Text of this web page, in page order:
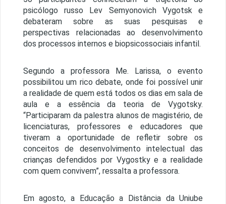
psicólogo russo Lev Semyonovich Vygotsk e
debateram sobre as suas pesquisas e
perspectivas relacionadas ao desenvolvimento
dos processos internos e biopsicossociais infantil.
Segundo a professora Me. Larissa, o evento
possibilitou um rico debate, onde foi possível unir
a realidade de quem está todos os dias em sala de
aula e a essência da teoria de Vygotsky.
“Participaram da palestra alunos de magistério, de
licenciaturas, professores e educadores que
tiveram a oportunidade de refletir sobre os
conceitos de desenvolvimento intelectual das
crianças defendidos por Vygostky e a realidade
com quem convivem”, ressalta a professora.
Em agosto, a Educação a Distância da Uniube